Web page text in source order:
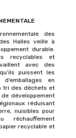
des
Halles veille à
durable.
recyclables et
avec des
puissent les
en
tri des déchets et
développement
réduisant
nuisibles pour
réchauffement
recyclable et